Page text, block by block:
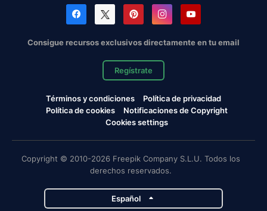
Consigue recursos exclusivos directamente en tu email
Regístrate
Términos y condiciones
Política de privacidad
Política de cookies
Notificaciones de Copyright
Cookies settings
Copyright © 2010-2026 Freepik Company S.L.U. Todos los
derechos reservados.
Español